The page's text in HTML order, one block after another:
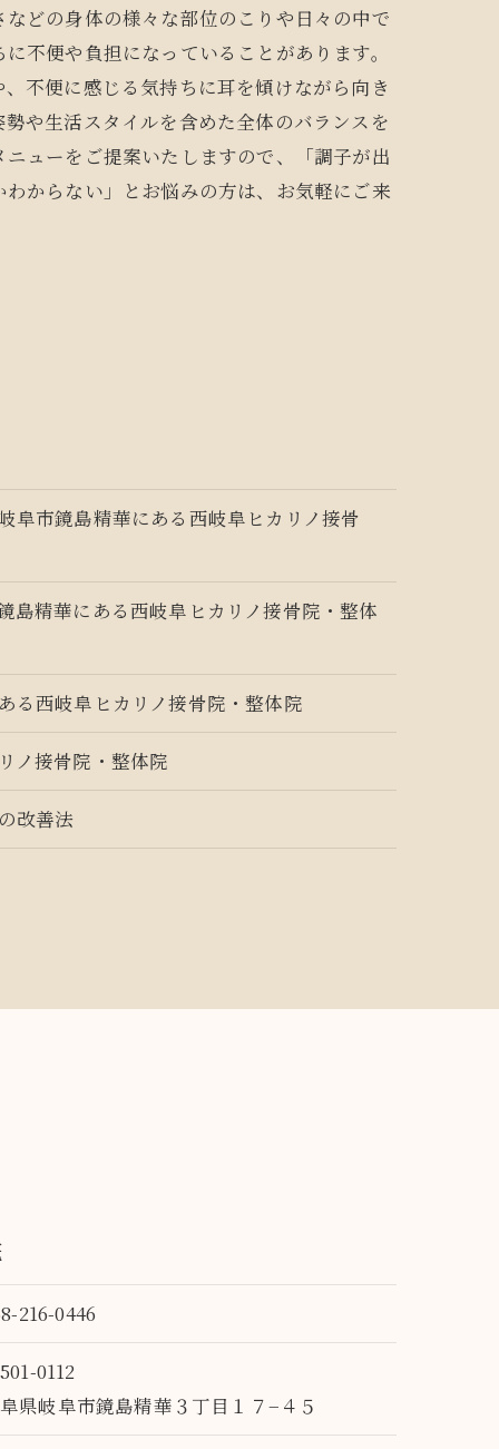
どの身体の様々な部位のこりや日々の中で
不便や負担になっていることがあります。
不便に感じる気持ちに耳を傾けながら向き
や生活スタイルを含めた全体のバランスを
ューをご提案いたしますので、「調子が出
からない」とお悩みの方は、お気軽にご来
阜市鏡島精華にある西岐阜ヒカリノ接骨
島精華にある西岐阜ヒカリノ接骨院・整体
る西岐阜ヒカリノ接骨院・整体院
ノ接骨院・整体院
改善法
216-0446
0112
県岐阜市鏡島精華３丁目１７−４５